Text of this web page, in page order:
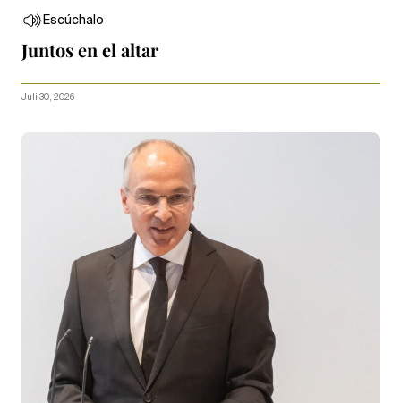
Escúchalo
Juntos en el altar
Juli 30, 2026